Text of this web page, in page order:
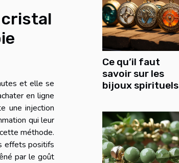
et elle se
en ligne
une injection
qui leur
méthode.
effets positifs
par le goût
Ce qu’il faut
savoir sur les
bijoux spirituels